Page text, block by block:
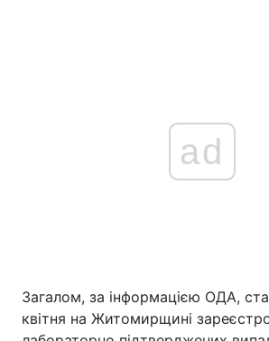
ad
Загалом, за інформацією ОДА,
квітня на Житомирщині